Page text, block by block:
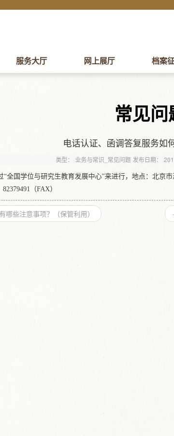
服务大厅 网上展厅 档案
常见问
电话认证、函调答复服务如
类型： 业务与常识_常见问题 发布日期：
“全国学位与研究生教育发展中心”来进行，地点：北京
（FAX）
哪些注意事项？（保管利用）